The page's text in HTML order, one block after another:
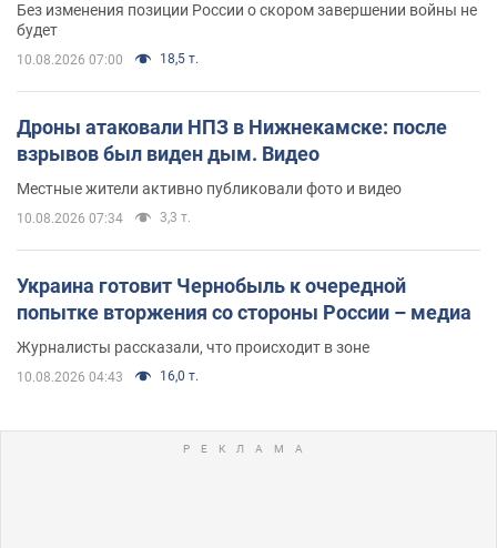
Без изменения позиции России о скором завершении войны не
будет
10.08.2026 07:00 18,5 т.
Дроны атаковали НПЗ в Нижнекамске: после
взрывов был виден дым. Видео
Местные жители активно публиковали фото и видео
10.08.2026 07:34 3,3 т.
Украина готовит Чернобыль к очередной
попытке вторжения со стороны России – медиа
Журналисты рассказали, что происходит в зоне
10.08.2026 04:43 16,0 т.